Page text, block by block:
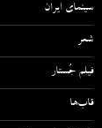
سینمای ایران
شعر
فیلم جُستار
قاب‌ها